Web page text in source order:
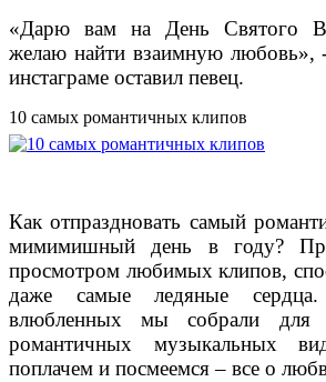
«Дарю вам на День Святого
желаю найти взаимную любовь»,
инстаграме оставил певец.
10 самых романтичных клипов
Как отпраздновать самый
мимимишный день в году?
просмотром любимых клипов,
даже самые ледяные
влюбленных мы собрали
романтичных музыкальных
поплачем и посмеемся – все о